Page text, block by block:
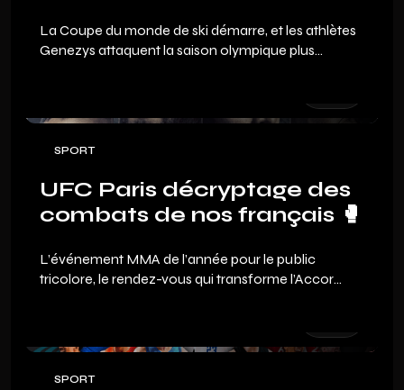
La Coupe du monde de ski démarre, et les athlètes
Genezys attaquent la saison olympique plus
SPORT
UFC Paris décryptage des
combats de nos français 🥊
L’événement MMA de l’année pour le public
tricolore, le rendez-vous qui transforme l’Accor
de combats excitants et d’occasions pour nos
fighters de briller devant leur public.
SPORT